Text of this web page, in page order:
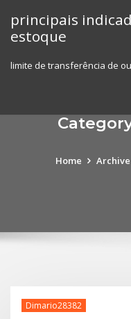
content
principais
estoque
limite de transferência de
Home
Dimario28382